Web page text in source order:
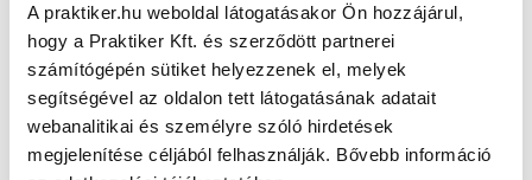
A praktiker.hu weboldal látogatásakor Ön hozzájárul,
hogy a Praktiker Kft. és szerződött partnerei
számítógépén sütiket helyezzenek el, melyek
segítségével az oldalon tett látogatásának adatait
webanalitikai és személyre szóló hirdetések
megjelenítése céljából felhasználják. Bővebb információ
Oldal újratöltése